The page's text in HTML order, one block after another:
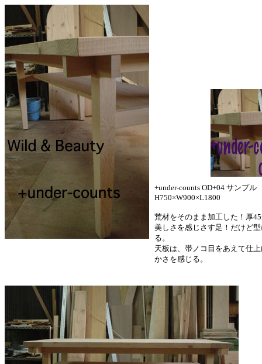
+under-counts OD+04 サンプ
H750×W900×L1800
荒材をそのまま加工した！厚
美しさを感じさす足！だけど
る。
天板は、帯ノコ目をあえて仕
かさを感じる。